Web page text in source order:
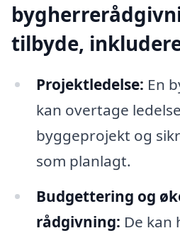
tilbyde,
Projektledelse: En
kan overtage
byggeprojekt og
som planlagt.
Budgettering og
rådgivning: De kan